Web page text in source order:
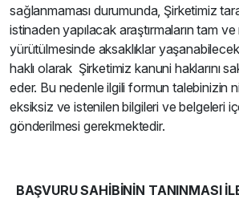
sağlanmaması durumunda, Şirketimiz
istinaden yapılacak araştırmaların tam
yürütülmesinde aksaklıklar
haklı olarak Şirketimiz kanuni haklarını
eder. Bu nedenle ilgili formun talebinizin
eksiksiz ve istenilen bilgileri ve belgeleri
gönderilmesi gerekmektedir.
BAŞVURU SAHİBİNİN TANINMASI